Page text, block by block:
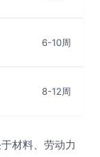
6-10周
8-12周
材料、劳动力